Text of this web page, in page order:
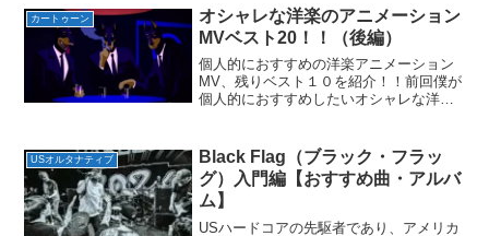
ク！アルバムプロデューサーはサウスパ
ークの作者トレイ・パーカ...
カートゥーン
オシャレな洋楽のアニメーション
MVベスト20！！（後編）
個人的におすすめの洋楽アニメーション
MV、残りベスト１０を紹介！！前回僕が
個人的におすすめしたいオシャレな洋楽
を紹介！！多少有名どころも増えるがど
れもこれもオシ...
USオルタナティブ
Black Flag（ブラック・フラッ
グ）入門編【おすすめ曲・アルバ
ム】
USハードコアの先駆者であり、アメリカ